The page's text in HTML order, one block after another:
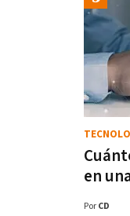
en
Por CD